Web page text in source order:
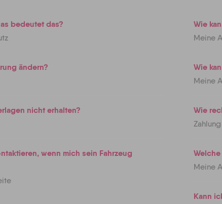
bedeutet das?
ändern?
nicht erhalten?
wenn mich sein Fahrzeug
Wie
Meine
Wie
Meine
Wie
Meine
Kann